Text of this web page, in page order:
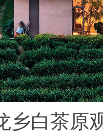
乡白茶原